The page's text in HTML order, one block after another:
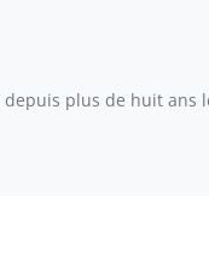
depuis plus de huit